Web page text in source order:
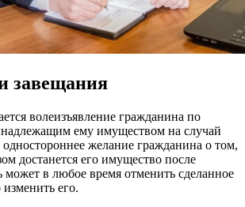
завещания
волеизъявление гражданина по
ему имуществом на случай
одностороннее желание гражданина о том,
достанется его имущество после
может в любое время отменить сделанное
его.